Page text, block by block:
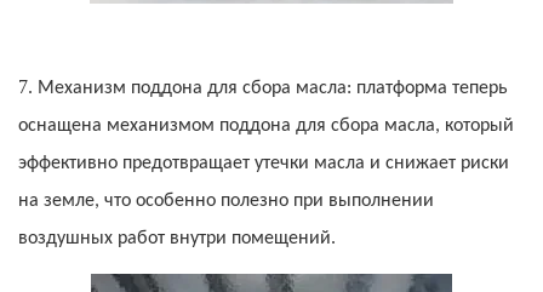
7. Механизм поддона для сбора масла: платформа теперь
оснащена механизмом поддона для сбора масла, который
эффективно предотвращает утечки масла и снижает риски
на земле, что особенно полезно при выполнении
воздушных работ внутри помещений.